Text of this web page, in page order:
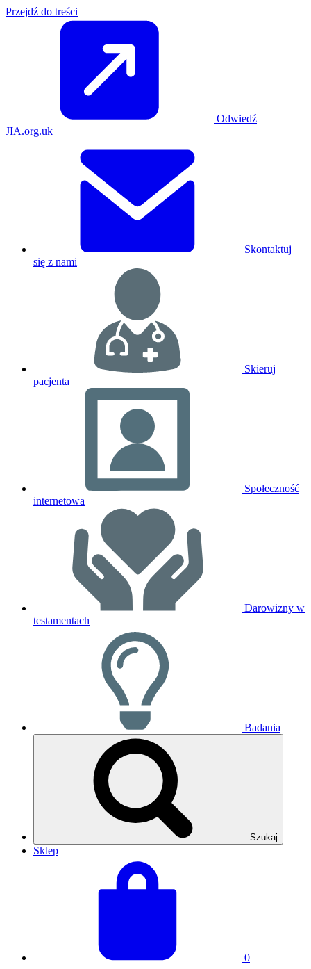
Przejdź do treści
Odwiedź
JIA.org.uk
Skontaktuj
się z nami
Skieruj
pacjenta
Społeczność
internetowa
Darowizny w
testamentach
Badania
Szukaj
Sklep
0